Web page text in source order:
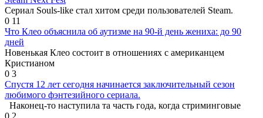
Сериал Souls-like стал хитом среди пользователей Steam.
0 11
Что Клео объяснила об аутизме на 90-й день жениха: до 90
дней
Новенькая Клео состоит в отношениях с американцем
Кристианом
0 3
Спустя 12 лет сегодня начинается заключительный сезон
любимого фэнтезийного сериала.
Наконец-то наступила та часть года, когда стриминговые
0 2